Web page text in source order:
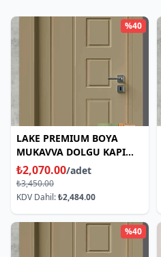
%40
LAKE PREMIUM BOYA
MUKAVVA DOLGU KAPI
(URT)
₺2,070.00/adet
₺3,450.00
KDV Dahil:₺2,484.00
%40